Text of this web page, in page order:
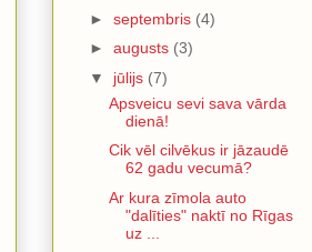
► septembris (4)
► augusts (3)
▼ jūlijs (7)
Apsveicu sevi sava vārda
dienā!
Cik vēl cilvēkus ir jāzaudē
62 gadu vecumā?
Ar kura zīmola auto
"dalīties" naktī no Rīgas
uz ...